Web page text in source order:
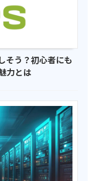
そう？初心者にも
力とは